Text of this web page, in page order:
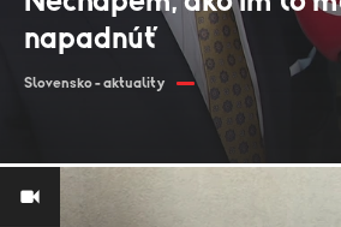
napadnúť
Slovensko - aktuality